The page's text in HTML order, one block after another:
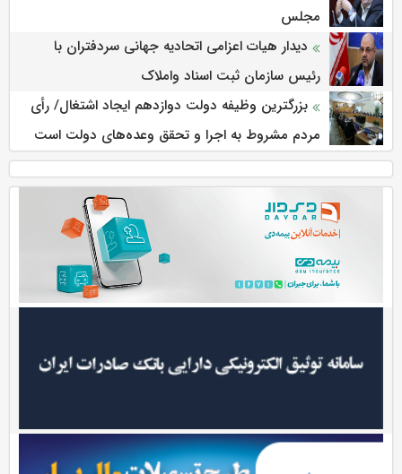
مجلس
دیدار هیات اعزامی اتحادیه جهانی سردفتران با
رئیس سازمان ثبت اسناد واملاک
بزرگترین وظیفه دولت دوازدهم ایجاد اشتغال/ رأی
مردم مشروط به اجرا و تحقق وعده‌های دولت است